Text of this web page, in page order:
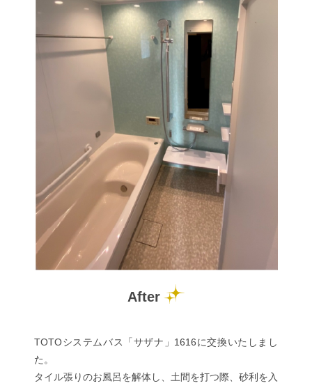
After
TOTOシステムバス「サザナ」1616に交換いたしまし
た。
タイル張りのお風呂を解体し、土間を打つ際、砂利を入